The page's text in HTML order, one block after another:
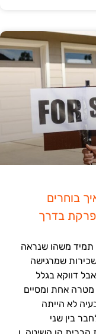
בוחרים
בדרך
משהו שנראה
שמרגישה
דווקא בגלל
אחת ומסיים
לא הייתה
בין שני